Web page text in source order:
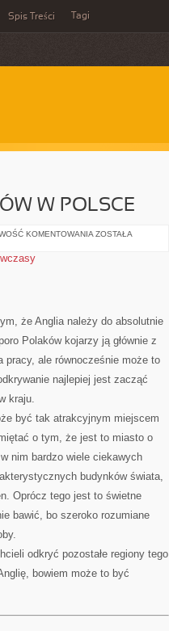
Spis Treści Tagi
W POLSCE
KOMENTOWANIA WIELKOPOLSKA
ZOSTAŁA
wczasy
że Anglia należy do absolutnie
Polaków kojarzy ją głównie z
pracy, ale równocześnie może to
najlepiej jest zacząć
kraju.
być tak atrakcyjnym miejscem
o tym, że jest to miasto o
nim bardzo wiele ciekawych
budynków świata,
Oprócz tego jest to świetne
bawić, bo szeroko rozumiane
odkryć pozostałe regiony tego
bowiem może to być